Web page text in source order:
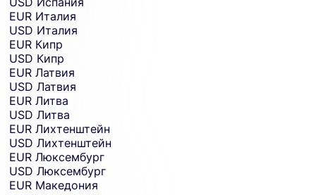
EUR Италия
USD Италия
EUR Кипр
USD Кипр
EUR Латвия
USD Латвия
EUR Литва
USD Литва
EUR Лихтенштейн
USD Лихтенштейн
EUR Люксембург
USD Люксембург
EUR Македония